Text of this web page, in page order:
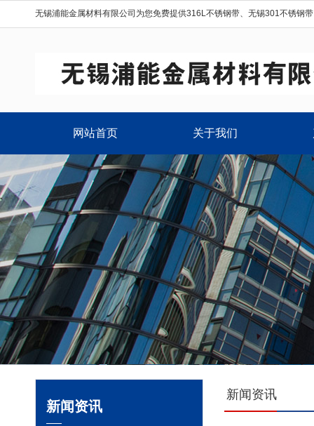
无锡浦能金属材料有限公司为您免费提供316L不锈钢带、 无锡301不锈钢带
网站首页 关于我们
新闻资讯
新闻资讯